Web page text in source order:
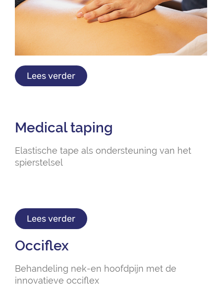
Lees verder
Medical taping
Elastische tape als ondersteuning van het
spierstelsel
Lees verder
Occiflex
Behandeling nek-en hoofdpijn met de
innovatieve occiflex